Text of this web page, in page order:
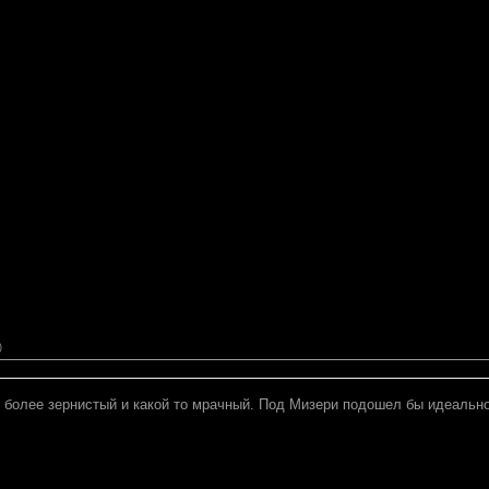
)
зернистый и какой то мрачный. Под Мизери подошел бы